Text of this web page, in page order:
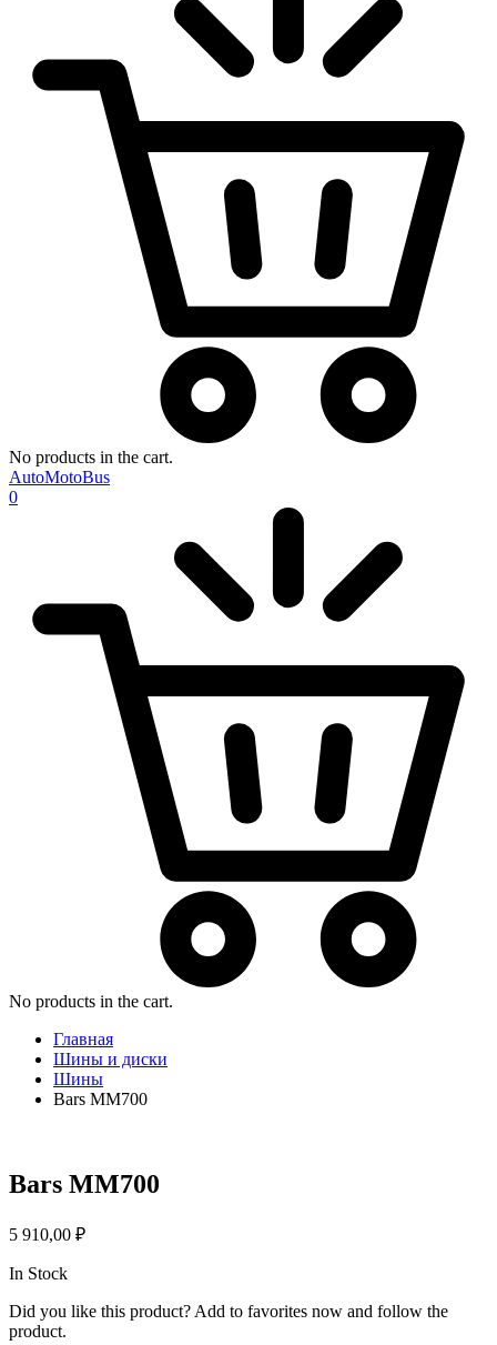
No products in the cart.
AutoMotoBus
0
No products in the cart.
Главная
Шины и диски
Шины
Bars MM700
Bars MM700
5 910,00 ₽
In Stock
Did you like this product? Add to favorites now and follow the
product.